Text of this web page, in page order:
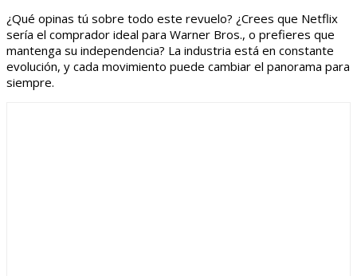
¿Qué opinas tú sobre todo este revuelo? ¿Crees que Netflix
sería el comprador ideal para Warner Bros., o prefieres que
mantenga su independencia? La industria está en constante
evolución, y cada movimiento puede cambiar el panorama para
siempre.